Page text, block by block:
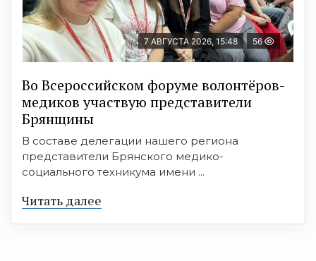
7 АВГУСТА 2026, 15:48 56
Во Всероссийском форуме волонтёров-
медиков участвую представители
Брянщины
В составе делегации нашего региона
представители Брянского медико-
социального техникума имени ...
Читать далее